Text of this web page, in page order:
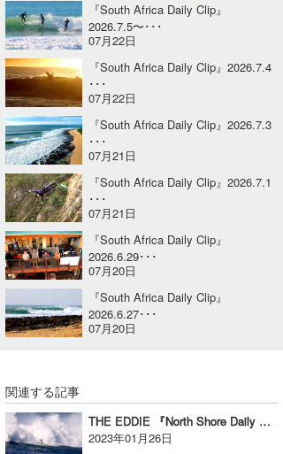
『South Africa Daily Clip』
2026.7.5〜･･･
07月22日
『South Africa Daily Clip』2026.7.4
･･･
07月22日
『South Africa Daily Clip』2026.7.3
･･･
07月21日
『South Africa Daily Clip』2026.7.1
･･･
07月21日
『South Africa Daily Clip』
2026.6.29･･･
07月20日
『South Africa Daily Clip』
2026.6.27･･･
07月20日
関連する記事
THE EDDIE 『North Shore Daily Clip』2023.1.22 @ Waimea
2023年01月26日
DELTA FORCE SURF
CBA Films
熊谷素子
進士剛光
田原啓江
植村未来
NOBUFUKU
大野”MAR”修聖
喜納海人
Aichan
chan-U
ECE
G◎Da
H
KID
KOBU
KY
MIN
OYZ
S.K